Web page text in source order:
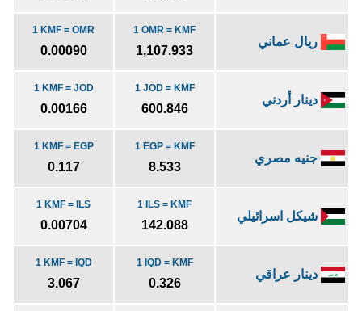
ريال عماني
1 OMR = KMF
1,107.933
1 KMF = OMR
0.00090
دينار أردني
1 JOD = KMF
600.846
1 KMF = JOD
0.00166
جنيه مصري
1 EGP = KMF
8.533
1 KMF = EGP
0.117
شيكل اسرائيلي
1 ILS = KMF
142.088
1 KMF = ILS
0.00704
دينار عراقي
1 IQD = KMF
0.326
1 KMF = IQD
3.067